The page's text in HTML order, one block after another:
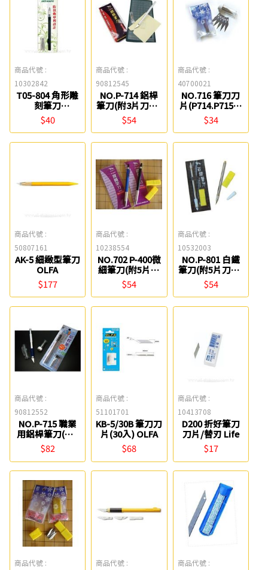
商品代號 :
10302842
T05-804 角形雕
刻筆刀
Nationart
$40
商品代號 :
90812545
NO.P-714 鋁桿
筆刀(附3片刀片)
旻新
$54
商品代號 :
40700021
NO.716 筆刀刀
片(P714.P715共
用刀片) 旻新
$34
商品代號 :
50807161
AK-5 細緻型筆刀
OLFA
$177
商品代號 :
10238554
NO.702 P-400微
細筆刀(附5片刀
片) 旻新
$54
商品代號 :
10532003
NO.P-801 白鐵
筆刀(附5片刀片)
旻新
$54
商品代號 :
90812552
NO.P-715 職業
用鋁桿筆刀(附3
片刀片) 旻新
$82
商品代號 :
51101701
KB-5/30B 筆刀刀
片(30入) OLFA
$68
商品代號 :
10413708
D200 折好筆刀
刀片/替刃 Life
$17
商品代號 :
商品代號 :
商品代號 :